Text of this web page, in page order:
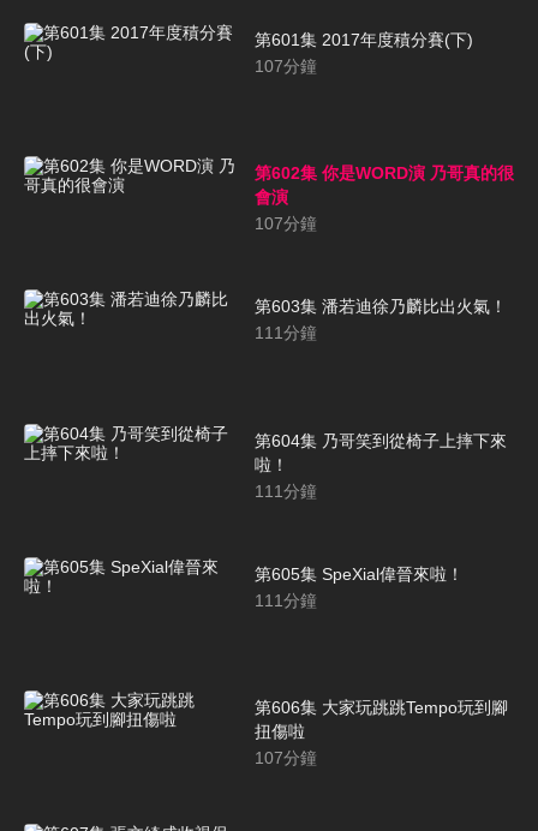
第601集 2017年度積分賽(下)
107分鐘
第602集 你是WORD演 乃哥真的很
會演
107分鐘
第603集 潘若迪徐乃麟比出火氣！
111分鐘
第604集 乃哥笑到從椅子上摔下來
啦！
111分鐘
第605集 SpeXial偉晉來啦！
111分鐘
第606集 大家玩跳跳Tempo玩到腳
扭傷啦
107分鐘